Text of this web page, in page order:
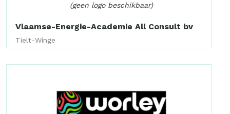
(geen logo beschikbaar)
Vlaamse-Energie-Academie All Consult bv
Tielt-Winge